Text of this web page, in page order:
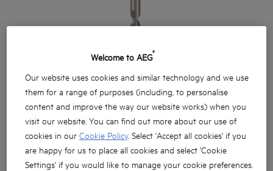
Welcome to AEG®
Our website uses cookies and similar technology and we use
them for a range of purposes (including, to personalise
content and improve the way our website works) when you
visit our website. You can find out more about our use of
cookies in ourCookie Policy. Select 'Accept all cookies' if you
are happy for us to place all cookies and select 'Cookie
Settings' if you would like to manage your cookie preferences.